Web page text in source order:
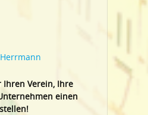
Ihren Verein, Ihre
ternehmen einen